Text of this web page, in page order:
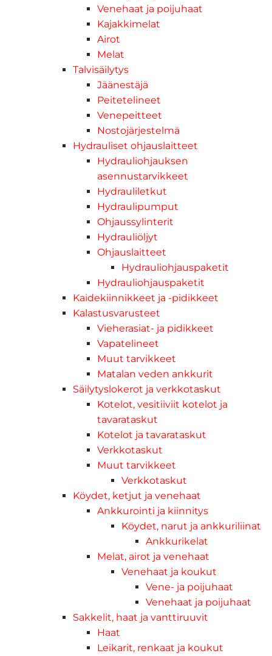
Venehaat ja poijuhaat
Kajakkimelat
Airot
Melat
Talvisäilytys
Jäänestäjä
Peitetelineet
Venepeitteet
Nostojärjestelmä
Hydrauliset ohjauslaitteet
Hydrauliohjauksen
asennustarvikkeet
Hydrauliletkut
Hydraulipumput
Ohjaussylinterit
Hydrauliöljyt
Ohjauslaitteet
Hydrauliohjauspaketit
Hydrauliohjauspaketit
Kaidekiinnikkeet ja -pidikkeet
Kalastusvarusteet
Vieherasiat- ja pidikkeet
Vapatelineet
Muut tarvikkeet
Matalan veden ankkurit
Säilytyslokerot ja verkkotaskut
Kotelot, vesitiiviit kotelot ja
tavarataskut
Kotelot ja tavarataskut
Verkkotaskut
Muut tarvikkeet
Verkkotaskut
Köydet, ketjut ja venehaat
Ankkurointi ja kiinnitys
Köydet, narut ja ankkuriliinat
Ankkurikelat
Melat, airot ja venehaat
Venehaat ja koukut
Vene- ja poijuhaat
Venehaat ja poijuhaat
Sakkelit, haat ja vanttiruuvit
Haat
Leikarit, renkaat ja koukut